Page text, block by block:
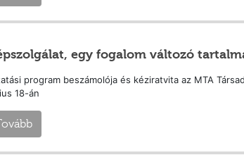
egy fogalom változó
program beszámolója és kéziratvita az MTA
18-án